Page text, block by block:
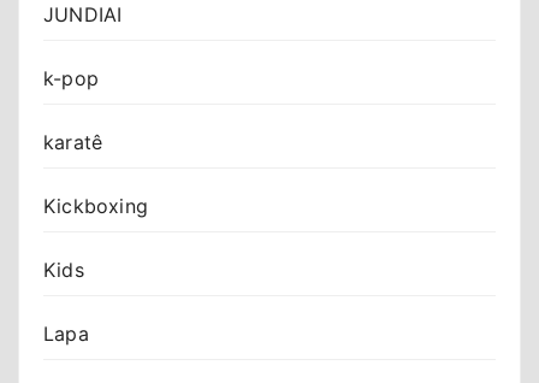
JUNDIAI
k-pop
karatê
Kickboxing
Kids
Lapa